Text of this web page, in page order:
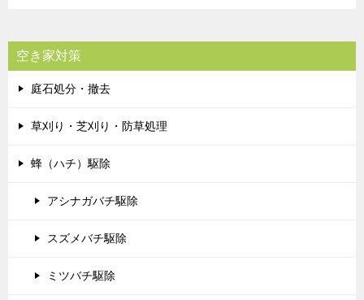
空き家対策
庭石処分・撤去
草刈り・芝刈り・防草処理
蜂（ハチ）駆除
アシナガバチ駆除
スズメバチ駆除
ミツバチ駆除